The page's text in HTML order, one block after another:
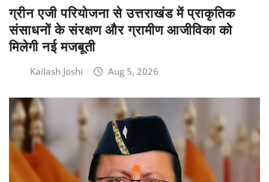
ग्रीन एजी परियोजना से उत्तराखंड में प्राकृतिक
संसाधनों के संरक्षण और ग्रामीण आजीविका को
मिलेगी नई मजबूती
Kailash Joshi Aug 5, 2026